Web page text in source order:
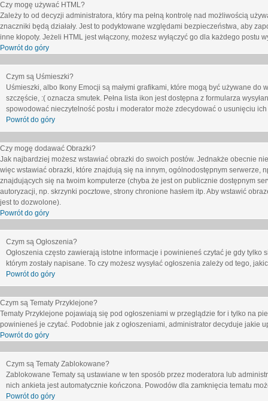
Czy mogę używać HTML?
Zależy to od decyzji administratora, który ma pełną kontrolę nad możliwością
znaczniki będą działały. Jest to podyktowane względami bezpieczeństwa, aby
inne kłopoty. Jeżeli HTML jest włączony, możesz wyłączyć go dla każdego
Powrót do góry
Czym są Uśmieszki?
Uśmieszki, albo Ikony Emocji są małymi grafikami, które mogą być używane
szczęście, :( oznacza smutek. Pełna lista ikon jest dostępna z formularza
spowodować nieczytelność postu i moderator może zdecydować o usunięciu ich
Powrót do góry
Czy mogę dodawać Obrazki?
Jak najbardziej możesz wstawiać obrazki do swoich postów. Jednakże obecnie
więc wstawiać obrazki, które znajdują się na innym, ogólnodostępnym serwerze,
znajdujących się na twoim komputerze (chyba że jest on publicznie dostępnym
autoryzacji, np. skrzynki pocztowe, strony chronione hasłem itp. Aby wstawić
jest to dozwolone).
Powrót do góry
Czym są Ogłoszenia?
Ogłoszenia często zawierają istotne informacje i powinieneś czytać je gdy
którym zostały napisane. To czy możesz wysyłać ogłoszenia zależy od tego,
Powrót do góry
Czym są Tematy Przyklejone?
Tematy Przyklejone pojawiają się pod ogłoszeniami w przeglądzie for i tylko na
powinieneś je czytać. Podobnie jak z ogłoszeniami, administrator decyduje
Powrót do góry
Czym są Tematy Zablokowane?
Zablokowane Tematy są ustawiane w ten sposób przez moderatora lub
nich ankieta jest automatycznie kończona. Powodów dla zamknięcia tematu
Powrót do góry